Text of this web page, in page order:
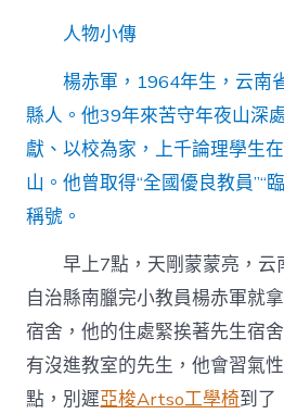
人物小傳
楊赤軍，1964年生，云南
縣人。他39年來苦守年夜山深
獻、以校為家，上千論理學生
山。他曾取得“全國優良教員”“
稱號。
早上7點，天剛蒙蒙亮，云
自治縣南臘完小教員楊赤軍就
宿舍，他的住處緊挨著先生宿
有沒進教室的先生，他會習氣
點，別遲亞梭Artso工學椅到了